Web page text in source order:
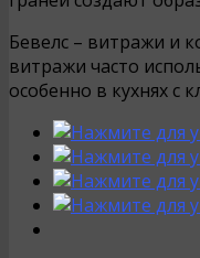
Бевелс – витражи и
витражи часто
особенно в кухнях с